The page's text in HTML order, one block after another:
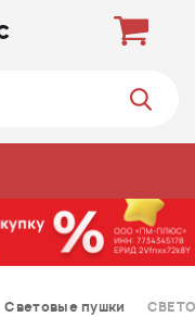
Световые пушки